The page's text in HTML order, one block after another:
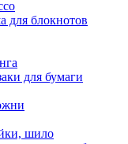
для блокнотов
для бумаги
шило